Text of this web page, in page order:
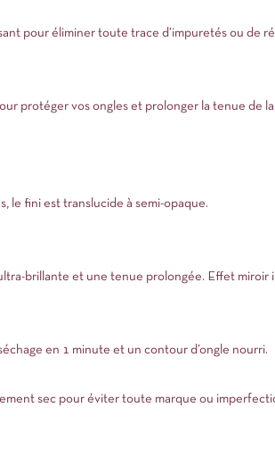
pour éliminer toute trace d’impuretés ou de
protéger vos ongles et prolonger la tenue de la
le fini est translucide à semi-opaque.
brillante et une tenue prolongée. Effet miroir
en 1 minute et un contour d’ongle nourri.
sec pour éviter toute marque ou